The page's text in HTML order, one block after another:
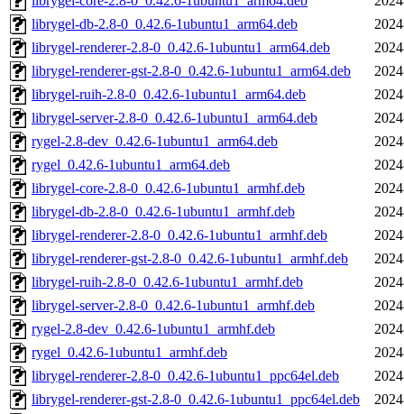
librygel-db-2.8-0_0.42.6-1ubuntu1_arm64.deb
librygel-renderer-2.8-0_0.42.6-1ubuntu1_arm64.deb
librygel-renderer-gst-2.8-0_0.42.6-1ubuntu1_arm64.deb
librygel-ruih-2.8-0_0.42.6-1ubuntu1_arm64.deb
librygel-server-2.8-0_0.42.6-1ubuntu1_arm64.deb
rygel-2.8-dev_0.42.6-1ubuntu1_arm64.deb
rygel_0.42.6-1ubuntu1_arm64.deb
librygel-core-2.8-0_0.42.6-1ubuntu1_armhf.deb
librygel-db-2.8-0_0.42.6-1ubuntu1_armhf.deb
librygel-renderer-2.8-0_0.42.6-1ubuntu1_armhf.deb
librygel-renderer-gst-2.8-0_0.42.6-1ubuntu1_armhf.deb
librygel-ruih-2.8-0_0.42.6-1ubuntu1_armhf.deb
librygel-server-2.8-0_0.42.6-1ubuntu1_armhf.deb
rygel-2.8-dev_0.42.6-1ubuntu1_armhf.deb
rygel_0.42.6-1ubuntu1_armhf.deb
librygel-renderer-2.8-0_0.42.6-1ubuntu1_ppc64el.deb
librygel-renderer-gst-2.8-0_0.42.6-1ubuntu1_ppc64el.deb